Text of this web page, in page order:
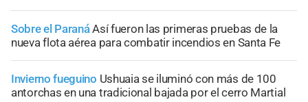
Sobre el ParanáAsí fueron las primeras pruebas de la
nueva flota aérea para combatir incendios en Santa Fe
Invierno fueguino Ushuaia se iluminó con más de 100
antorchas en una tradicional bajada por el cerro Martial